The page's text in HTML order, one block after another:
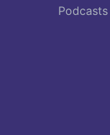
Podcasts